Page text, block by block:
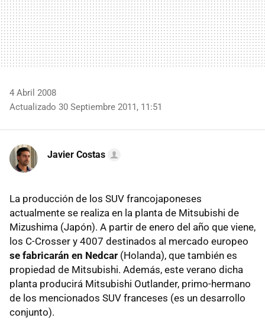
4 Abril 2008
Actualizado 30 Septiembre 2011, 11:51
Javier Costas
La producción de los SUV francojaponeses
actualmente se realiza en la planta de Mitsubishi de
Mizushima (Japón). A partir de enero del año que viene,
los C-Crosser y 4007 destinados al mercado europeo
se fabricarán en Nedcar (Holanda), que también es
propiedad de Mitsubishi. Además, este verano dicha
planta producirá Mitsubishi Outlander, primo-hermano
de los mencionados SUV franceses (es un desarrollo
conjunto).